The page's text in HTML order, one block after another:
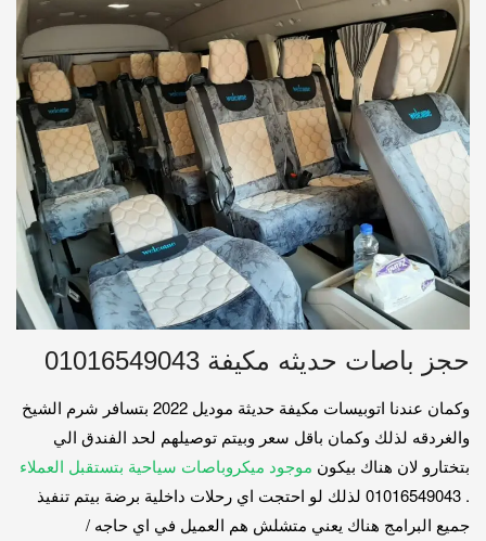
حجز باصات حديثه مكيفة 01016549043
وكمان عندنا اتوبيسات مكيفة حديثة موديل 2022 بتسافر شرم الشيخ
والغردقه لذلك وكمان باقل سعر وبيتم توصيلهم لحد الفندق الي
بتختارو لان هناك بيكون موجود ميكروباصات سياحية بتستقبل العملاء
. 01016549043 لذلك لو احتجت اي رحلات داخلية برضة بيتم تنفيذ
جميع البرامج هناك يعني متشلش هم العميل في اي حاجه /